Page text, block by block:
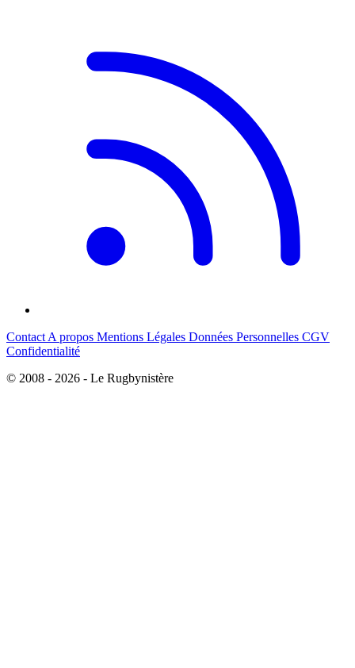
Contact A propos Mentions Légales Données Personnelles CGV
Confidentialité
© 2008 - 2026 - Le Rugbynistère